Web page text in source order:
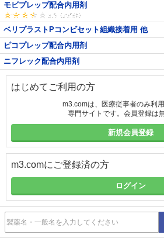
モビプレップ配合内用剤
ベリプラストPコンビセット組織接着用 他
ピコプレップ配合内用剤
ニフレック配合内用剤
はじめてご利用の方
m3.comは、医療従事者のみ利
専門サイトです。会員登録は
新規会員登録
m3.comにご登録済の方
ログイン